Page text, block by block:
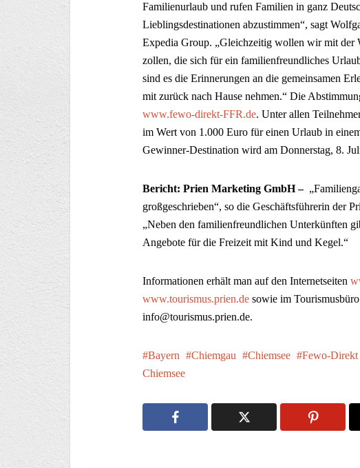
Familienurlaub und rufen Familien in ganz
Lieblingsdestinationen abzustimmen“, sagt
Expedia Group. „Gleichzeitig wollen wir mit der
zollen, die sich für ein familienfreundliches
sind es die Erinnerungen an die gemeinsamen
mit zurück nach Hause nehmen.“ Die
www.fewo-direkt-FFR.de. Unter allen
im Wert von 1.000 Euro für einen Urlaub in
Gewinner-Destination wird am Donnerstag, 8.
Bericht: Prien Marketing GmbH –
großgeschrieben“, so die Geschäftsführerin der
„Neben den familienfreundlichen Unterkünften
Angebote für die Freizeit mit Kind und Kegel.“
Informationen erhält man auf den Internetseiten
www.tourismus.prien.de sowie im
info@tourismus.prien.de.
Bayern Chiemgau Chiemsee Fewo-Direkt
Chiemsee